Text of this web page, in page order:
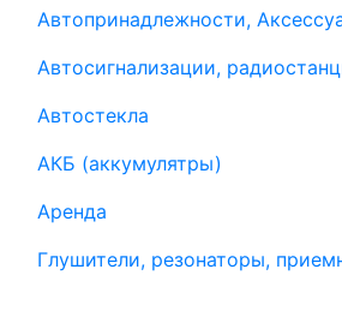
Автопринадлежности,
Автосигнализации,
Автостекла
АКБ (аккумулятры)
Аренда
Глушители, резонаторы,